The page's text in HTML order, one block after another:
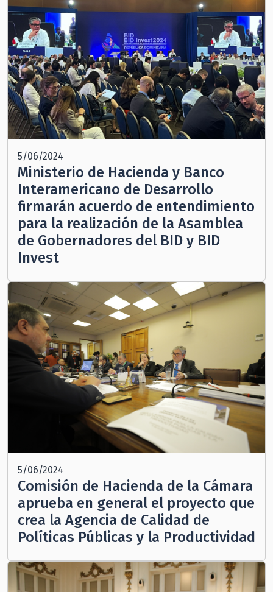
5/06/2024
Ministerio de Hacienda y Banco
Interamericano de Desarrollo
firmarán acuerdo de entendimiento
para la realización de la Asamblea
de Gobernadores del BID y BID
Invest
5/06/2024
Comisión de Hacienda de la Cámara
aprueba en general el proyecto que
crea la Agencia de Calidad de
Políticas Públicas y la Productividad